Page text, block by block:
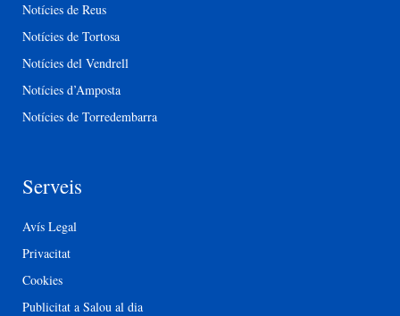
Notícies de Reus
Notícies de Tortosa
Notícies del Vendrell
Notícies d’Amposta
Notícies de Torredembarra
Serveis
Avís Legal
Privacitat
Cookies
Publicitat a Salou al dia